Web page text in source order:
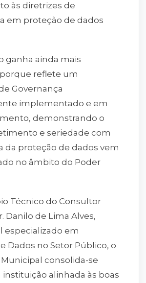
às diretrizes de
em proteção de dados
ganha ainda mais
reflete um
Governança
implementado e em
demonstrando o
e seriedade com
da proteção de dados vem
no âmbito do Poder
Técnico do Consultor
Danilo de Lima Alves,
especializado em
Dados no Setor Público, o
consolida-se
alinhada às boas